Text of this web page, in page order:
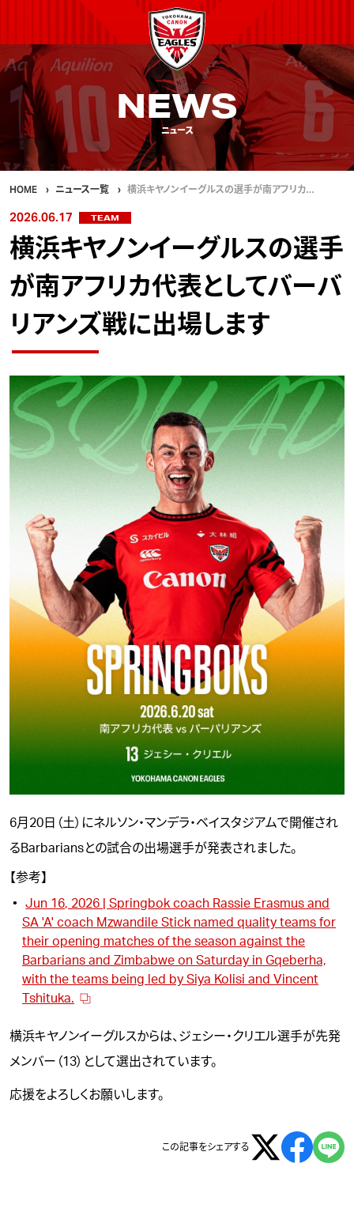
NEWS
ニュース
HOME ニュース一覧 横浜キヤノンイーグルスの選手が南アフリカ…
2026.06.17 TEAM
横浜キヤノンイーグルスの選手
が南アフリカ代表としてバーバ
リアンズ戦に出場します
6月20日（土）にネルソン・マンデラ・ベイスタジアムで開催され
るBarbariansとの試合の出場選手が発表されました。
【参考】
Jun 16, 2026 | Springbok coach Rassie Erasmus and
SA 'A' coach Mzwandile Stick named quality teams for
their opening matches of the season against the
Barbarians and Zimbabwe on Saturday in Gqeberha,
with the teams being led by Siya Kolisi and Vincent
Tshituka.
横浜キヤノンイーグルスからは、 ジェシー・クリエル選手が先発
メンバー（13）として選出されています。
応援をよろしくお願いします。
この記事をシェアする